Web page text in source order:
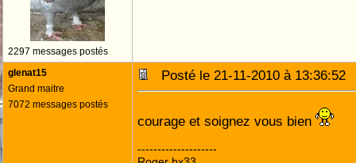
2297 messages postés
glenat15
Grand maitre
7072 messages postés
Posté le 21-11-2010 à
courage et soignez vous bien
--------------------